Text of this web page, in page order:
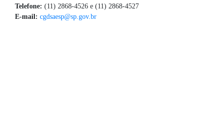
Telefone: (11) 2868-4526 e (11) 2868-4527
E-mail: cgdsaesp@sp.gov.br